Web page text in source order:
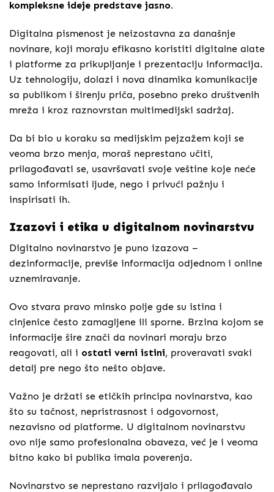
kompleksne ideje predstave jasno.
Digitalna pismenost je neizostavna za današnje
novinare, koji moraju efikasno koristiti digitalne alate
i platforme za prikupljanje i prezentaciju informacija.
Uz tehnologiju, dolazi i nova dinamika komunikacije
sa publikom i širenju priča, posebno preko društvenih
mreža i kroz raznovrstan multimedijski sadržaj.
Da bi bio u koraku sa medijskim pejzažem koji se
veoma brzo menja, moraš neprestano učiti,
prilagođavati se, usavršavati svoje veštine koje neće
samo informisati ljude, nego i privući pažnju i
inspirisati ih.
Izazovi i etika u digitalnom novinarstvu
Digitalno novinarstvo je puno izazova –
dezinformacije, previše informacija odjednom i online
uznemiravanje.
Ovo stvara pravo minsko polje gde su istina i
cinjenice često zamagljene ili sporne. Brzina kojom se
informacije šire znači da novinari moraju brzo
reagovati, ali i ostati verni istini, proveravati svaki
detalj pre nego što nešto objave.
Važno je držati se etičkih principa novinarstva, kao
što su tačnost, nepristrasnost i odgovornost,
nezavisno od platforme. U digitalnom novinarstvu
ovo nije samo profesionalna obaveza, već je i veoma
bitno kako bi publika imala poverenja.
Novinarstvo se neprestano razvijalo i prilagođavalo